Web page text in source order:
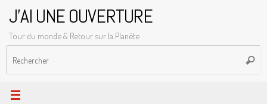
contenu
J'AI UNE OUVERTURE
Tour du monde & Retour sur la Planète